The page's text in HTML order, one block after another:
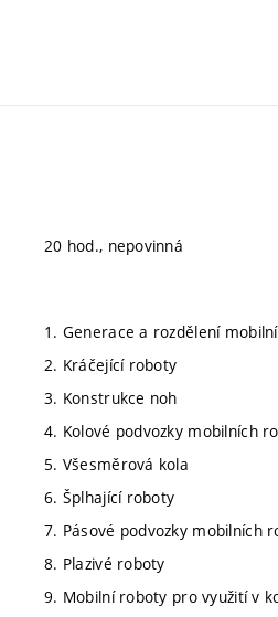
20 hod., nepovinná
1. Generace a rozdělení
2. Kráčející roboty
3. Konstrukce noh
4. Kolové podvozky mobilních
5. Všesměrová kola
6. Šplhající roboty
7. Pásové podvozky mobilních
8. Plazivé roboty
9. Mobilní roboty pro využití v